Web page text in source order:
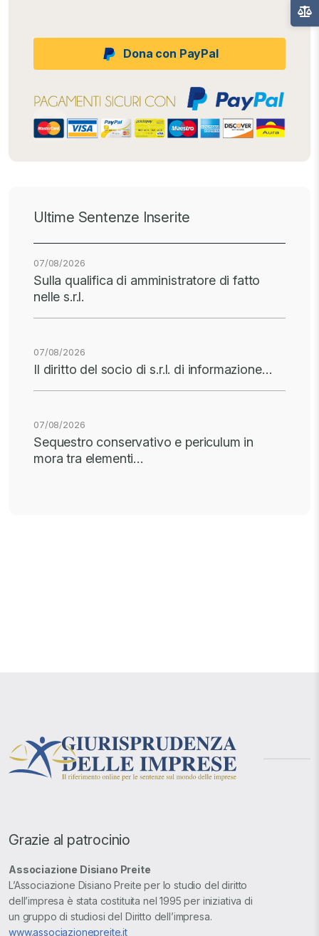
Dona con PayPal
Ultime Sentenze Inserite
07/08/2026
Sulla qualifica di amministratore di fatto
nelle s.r.l.
07/08/2026
Il diritto del socio di s.r.l. di informazione…
07/08/2026
Sequestro conservativo e periculum in
mora tra elementi…
Grazie al patrocinio
Associazione Disiano Preite
L’Associazione Disiano Preite per lo studio del diritto
dell’impresa è stata costituita nel 1995 per iniziativa di
un gruppo di studiosi del Diritto dell’impresa.
www.associazionepreite.it